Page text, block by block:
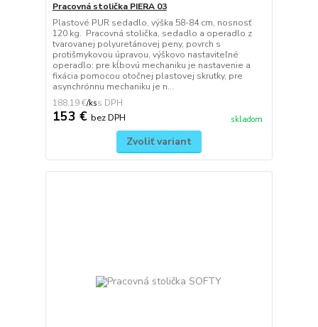
Pracovná stolička PIERA 03
Plastové PUR sedadlo, výška 58-84 cm, nosnosť
120 kg. Pracovná stolička, sedadlo a operadlo z
tvarovanej polyuretánovej peny, povrch s
protišmykovou úpravou, výškovo nastaviteľné
operadlo: pre kĺbovú mechaniku je nastavenie a
fixácia pomocou otočnej plastovej skrutky, pre
asynchrónnu mechaniku je n...
188,19 €/ks
153 € bez DPH skladom
Zvoliť variant